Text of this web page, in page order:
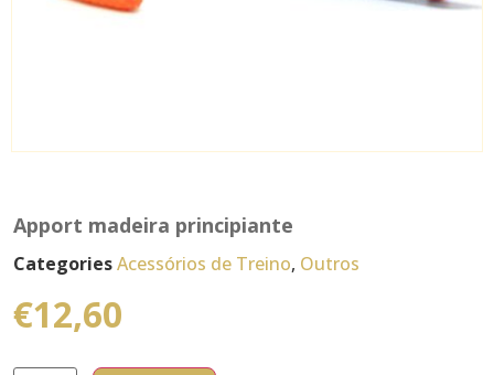
Apport madeira principiante
CategoriesAcessórios de Treino, Outros
€12,60